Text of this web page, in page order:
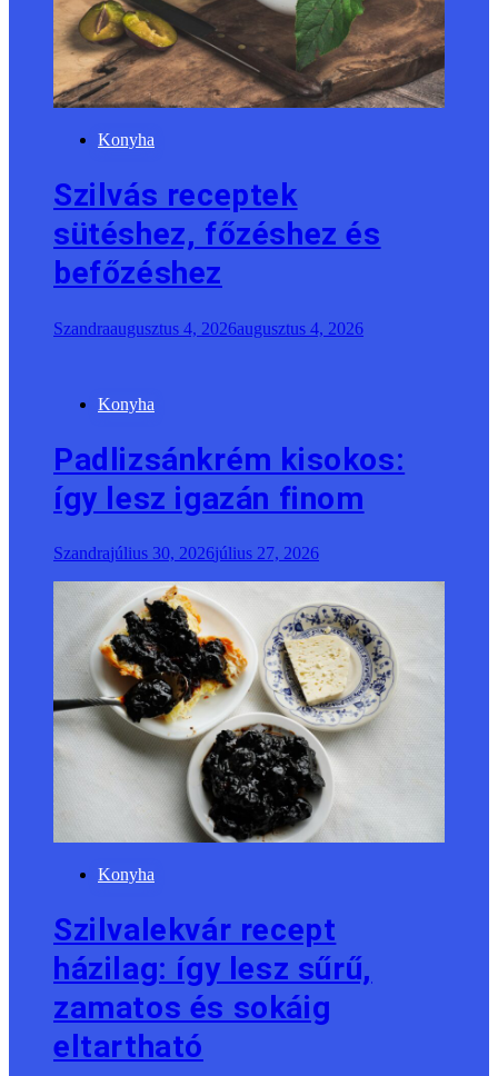
Konyha
Szilvás receptek
sütéshez, főzéshez és
befőzéshez
Szandraaugusztus 4, 2026augusztus 4, 2026
Konyha
Padlizsánkrém kisokos:
így lesz igazán finom
Szandrajúlius 30, 2026július 27, 2026
Konyha
Szilvalekvár recept
házilag: így lesz sűrű,
zamatos és sokáig
eltartható